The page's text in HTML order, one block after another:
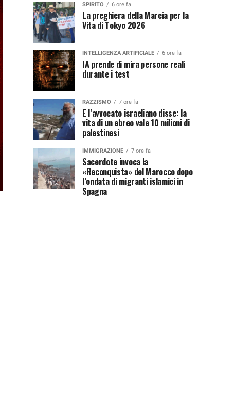
SPIRITO 6 ore fa
La preghiera della Marcia per la
Vita di Tokyo 2026
INTELLIGENZA ARTIFICIALE 6 ore fa
IA prende di mira persone reali
durante i test
RAZZISMO 7 ore fa
E l’avvocato israeliano disse: la
vita di un ebreo vale 10 milioni di
palestinesi
IMMIGRAZIONE 7 ore fa
Sacerdote invoca la
«Reconquista» del Marocco dopo
l’ondata di migranti islamici in
Spagna